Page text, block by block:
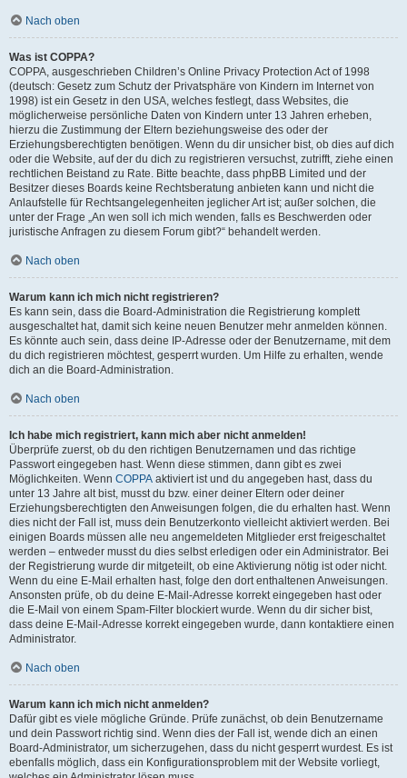
Nach oben
Was ist COPPA?
COPPA, ausgeschrieben Children’s Online Privacy Protection Act of 1998
(deutsch: Gesetz zum Schutz der Privatsphäre von Kindern im Internet von
1998) ist ein Gesetz in den USA, welches festlegt, dass Websites, die
möglicherweise persönliche Daten von Kindern unter 13 Jahren erheben,
hierzu die Zustimmung der Eltern beziehungsweise des oder der
Erziehungsberechtigten benötigen. Wenn du dir unsicher bist, ob dies auf dich
oder die Website, auf der du dich zu registrieren versuchst, zutrifft, ziehe einen
rechtlichen Beistand zu Rate. Bitte beachte, dass phpBB Limited und der
Besitzer dieses Boards keine Rechtsberatung anbieten kann und nicht die
Anlaufstelle für Rechtsangelegenheiten jeglicher Art ist; außer solchen, die
unter der Frage „An wen soll ich mich wenden, falls es Beschwerden oder
juristische Anfragen zu diesem Forum gibt?“ behandelt werden.
Nach oben
Warum kann ich mich nicht registrieren?
Es kann sein, dass die Board-Administration die Registrierung komplett
ausgeschaltet hat, damit sich keine neuen Benutzer mehr anmelden können.
Es könnte auch sein, dass deine IP-Adresse oder der Benutzername, mit dem
du dich registrieren möchtest, gesperrt wurden. Um Hilfe zu erhalten, wende
dich an die Board-Administration.
Nach oben
Ich habe mich registriert, kann mich aber nicht anmelden!
Überprüfe zuerst, ob du den richtigen Benutzernamen und das richtige
Passwort eingegeben hast. Wenn diese stimmen, dann gibt es zwei
Möglichkeiten. Wenn COPPA aktiviert ist und du angegeben hast, dass du
unter 13 Jahre alt bist, musst du bzw. einer deiner Eltern oder deiner
Erziehungsberechtigten den Anweisungen folgen, die du erhalten hast. Wenn
dies nicht der Fall ist, muss dein Benutzerkonto vielleicht aktiviert werden. Bei
einigen Boards müssen alle neu angemeldeten Mitglieder erst freigeschaltet
werden – entweder musst du dies selbst erledigen oder ein Administrator. Bei
der Registrierung wurde dir mitgeteilt, ob eine Aktivierung nötig ist oder nicht.
Wenn du eine E-Mail erhalten hast, folge den dort enthaltenen Anweisungen.
Ansonsten prüfe, ob du deine E-Mail-Adresse korrekt eingegeben hast oder
die E-Mail von einem Spam-Filter blockiert wurde. Wenn du dir sicher bist,
dass deine E-Mail-Adresse korrekt eingegeben wurde, dann kontaktiere einen
Administrator.
Nach oben
Warum kann ich mich nicht anmelden?
Dafür gibt es viele mögliche Gründe. Prüfe zunächst, ob dein Benutzername
und dein Passwort richtig sind. Wenn dies der Fall ist, wende dich an einen
Board-Administrator, um sicherzugehen, dass du nicht gesperrt wurdest. Es ist
ebenfalls möglich, dass ein Konfigurationsproblem mit der Website vorliegt,